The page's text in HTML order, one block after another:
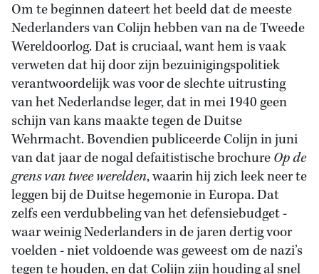
Om te beginnen dateert het beeld dat de meeste
Nederlanders van Colijn hebben van na de Tweede
Wereldoorlog. Dat is cruciaal, want hem is vaak
verweten dat hij door zijn bezuinigingspolitiek
verantwoordelijk was voor de slechte uitrusting
van het Nederlandse leger, dat in mei 1940 geen
schijn van kans maakte tegen de Duitse
Wehrmacht. Bovendien publiceerde Colijn in juni
van dat jaar de nogal defaitistische brochureOp de
grens van twee werelden, waarin hij zich leek neer te
leggen bij de Duitse hegemonie in Europa. Dat
zelfs een verdubbeling van het defensiebudget -
waar weinig Nederlanders in de jaren dertig voor
voelden - niet voldoende was geweest om de nazi’s
tegen te houden, en dat Colijn zijn houding al snel